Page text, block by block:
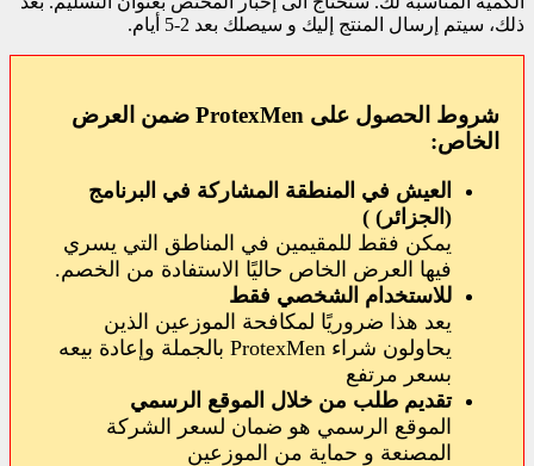
ذلك، سيتم إرسال المنتج إليك و سيصلك بعد 2-5 أيام.
شروط الحصول على ProtexMen ضمن العرض
الخاص:
العيش في المنطقة المشاركة في البرنامج
(الجزائر) )
يمكن فقط للمقيمين في المناطق التي يسري
فيها العرض الخاص حاليًا الاستفادة من الخصم.
للاستخدام الشخصي فقط
يعد هذا ضروريًا لمكافحة الموزعين الذين
يحاولون شراء ProtexMen بالجملة وإعادة بيعه
بسعر مرتفع
تقديم طلب من خلال الموقع الرسمي
الموقع الرسمي هو ضمان لسعر الشركة
المصنعة و حماية من الموزعين